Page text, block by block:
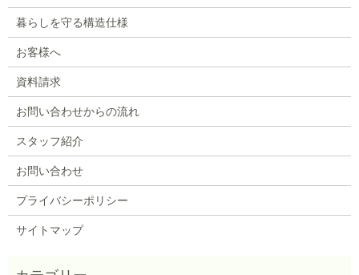
暮らしを守る構造仕様
お客様へ
資料請求
お問い合わせからの流れ
スタッフ紹介
お問い合わせ
プライバシーポリシー
サイトマップ